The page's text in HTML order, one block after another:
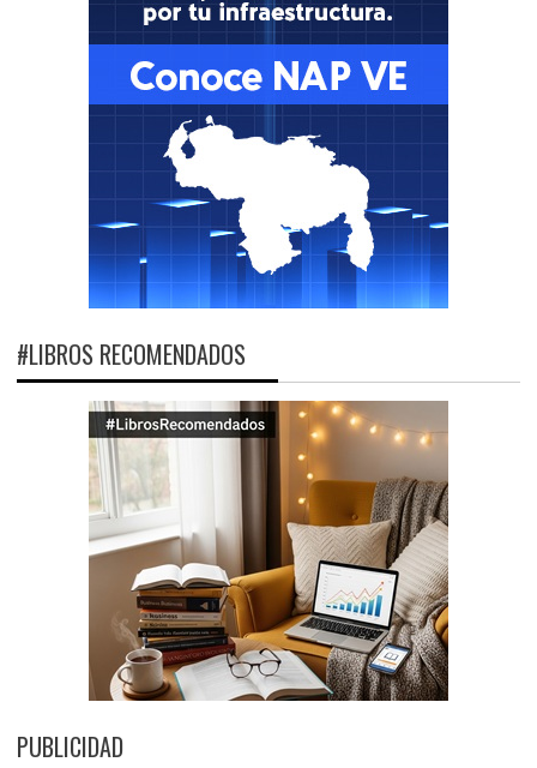
#LIBROS RECOMENDADOS
PUBLICIDAD